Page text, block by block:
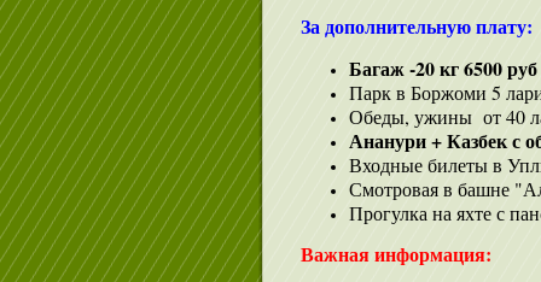
За дополнительную плату:
Багаж -20 кг 6500
Парк в Боржоми 5
Обеды, ужины от 40
Ананури + Казбек с
Входные билеты в
Смотровая в башне
Прогулка на яхте с
Важная информация: